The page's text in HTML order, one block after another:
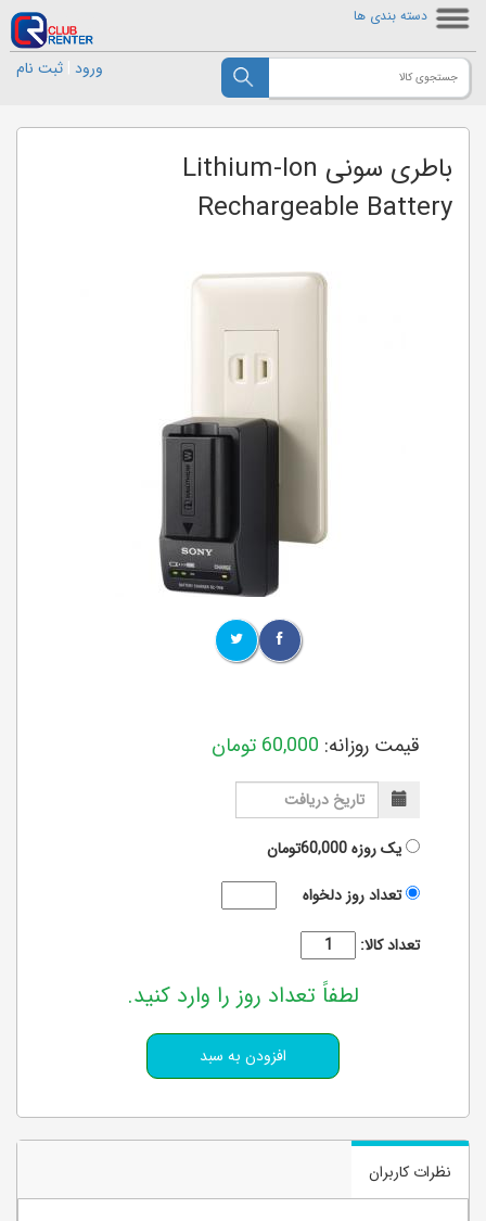
دسته بندی ها
ورود ثبت نام
باطری سونی Lithium-Ion
Rechargeable Battery
قیمت روزانه: 60,000 تومان
یک روزه60,000تومان
تعداد روز دلخواه
تعداد کالا:
لطفاً تعداد روز را وارد کنید.
نظرات کاربران